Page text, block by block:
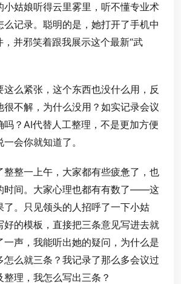
小姑娘听得云里雾里，听不懂专业术
么记录。聪明的是，她打开了手机中
并邪笑着跟我展示这个最新“武
这么紧张，这个东西也没什么用，反
很不解，为什么没用？如实记录会议
吗？AI代替人工整理，不是更加方便
会你就知道了。
整整一上午，大家都有些疲惫了，也
时间。大家心理也都有有数了——这
了。只见领头的人招呼了一下小姑
好的模板，直接把三条意见写进去就
一声，我能听出她的疑问，为什么是
怎么就三条？我记录了那么多会议过
理，我怎么写出三条？